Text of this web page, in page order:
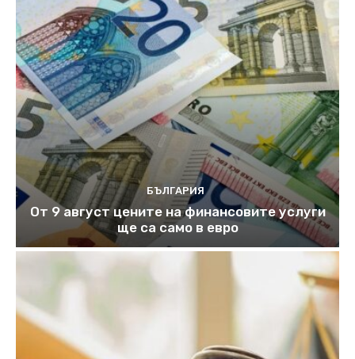
БЪЛГАРИЯ
От 9 август цените на финансовите услуги
ще са само в евро